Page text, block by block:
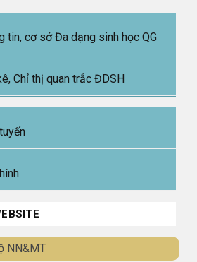
tin, cơ sở Đa dạng sinh học QG
Chỉ thị quan trắc ĐDSH
NN&MT